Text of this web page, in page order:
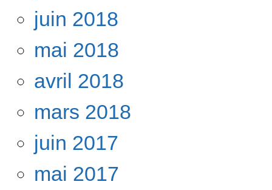
juin 2018
mai 2018
avril 2018
mars 2018
juin 2017
mai 2017